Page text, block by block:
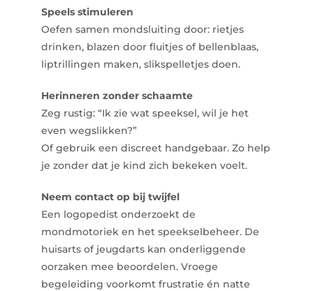
Speels stimuleren
Oefen samen mondsluiting door: rietjes
drinken, blazen door fluitjes of bellenblaas,
liptrillingen maken, slikspelletjes doen.
Herinneren zonder schaamte
Zeg rustig: “Ik zie wat speeksel, wil je het
even wegslikken?”
Of gebruik een discreet handgebaar. Zo help
je zonder dat je kind zich bekeken voelt.
Neem contact op bij twijfel
Een logopedist onderzoekt de
mondmotoriek en het speekselbeheer. De
huisarts of jeugdarts kan onderliggende
oorzaken mee beoordelen. Vroege
begeleiding voorkomt frustratie én natte